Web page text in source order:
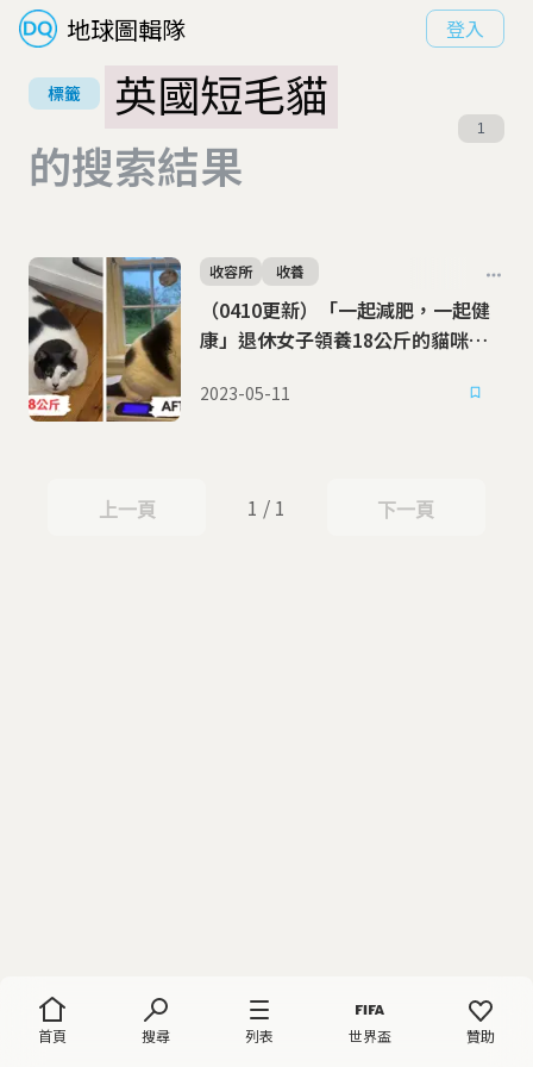
地球圖輯隊 登入
首頁 搜尋 列表 世界盃 贊助
標籤
英國短毛貓
的搜索結果
1
（0410更新）「一起減肥，一起健
康」退休女子領養18公斤的貓咪斑
收容所 收養
2023-05-11
上一頁
上一頁 1 / 1 下一頁
下一頁